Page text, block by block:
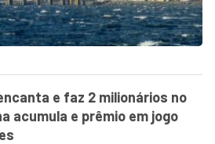
e faz 2 milionários no
acumula e prêmio em jogo